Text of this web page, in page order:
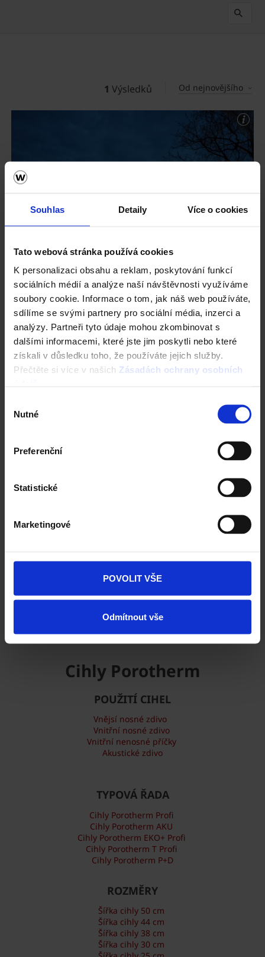
Souhlas Detaily Více o cookies
Tato webová stránka používá cookies
K personalizaci obsahu a reklam, poskytování funkcí
sociálních médií a analýze naší návštěvnosti využíváme
soubory cookie. Informace o tom, jak náš web používáte,
sdílíme se svými partnery pro sociální média, inzerci a
analýzy. Partneři tyto údaje mohou zkombinovat s
dalšími informacemi, které jste jim poskytli nebo které
získali v důsledku toho, že používáte jejich služby.
Přečtěte si více v našich Zásadách ochrany osobních
souhlasu
Nutné
Preferenční
Statistické
Marketingové
POVOLIT VŠE
Odmítnout vše
1 Výsledků Od nejnovějšího
Vyzkoušejte ZDARMA návrh domu za 5 minut
Komplexní nastavení
ZAČÍT NOVOU KONFIGURACI
Cihly Porotherm
POUŽITÍ CIHEL
Vnějsí nosné zdivo
Vnitřní nosné zdivo
Vnitřní nenosné příčky
Akustické zdivo
TYPOVÁ ŘADA
Cihly Porotherm Profi
Cihly Porotherm AKU
Cihly Porotherm EKO+ Profi
Cihly Porotherm T Profi
Cihly Porotherm P+D
ROZMĚRY
Šířka cihly 50 cm
Šířka cihly 44 cm
Šířka cihly 38 cm
Šířka cihly 30 cm